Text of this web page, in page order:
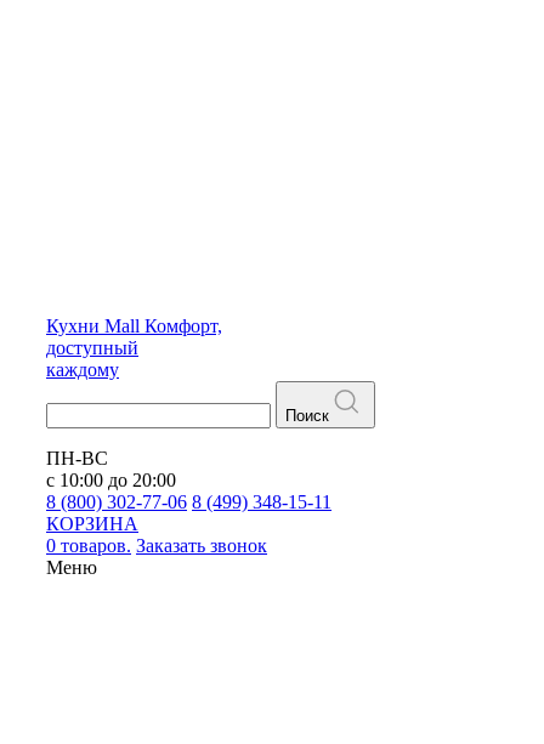
Кухни Mall Комфорт,
доступный
каждому
Поиск
ПН-ВС
с 10:00 до 20:00
8 (800) 302-77-06 8 (499) 348-15-11
КОРЗИНА
0 товаров. Заказать звонок
Меню